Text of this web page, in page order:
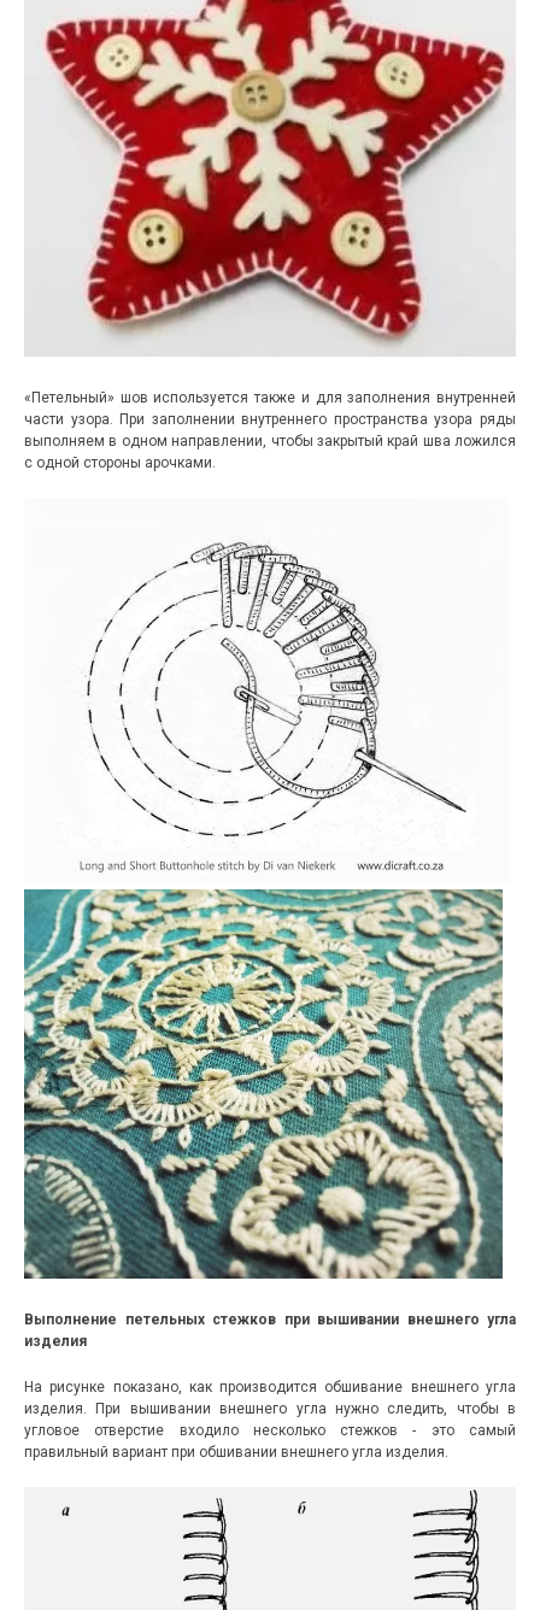
«Петельный» шов используется также и для заполнения внутренней
части узора. При заполнении внутреннего пространства узора ряды
выполняем в одном направлении, чтобы закрытый край шва ложился
с одной стороны арочками.
Выполнение петельных стежков при вышивании внешнего угла
изделия
На рисунке показано, как производится обшивание внешнего угла
изделия. При вышивании внешнего угла нужно следить, чтобы в
угловое отверстие входило несколько стежков - это самый
правильный вариант при обшивании внешнего угла изделия.